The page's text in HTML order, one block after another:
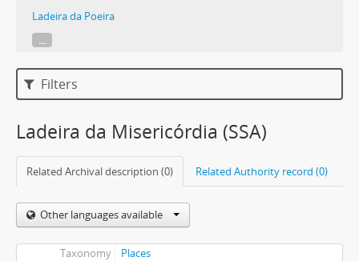
Ladeira da Poeira
...
Filters
Ladeira da Misericórdia (SSA)
Related Archival description (0) Related Authority record (0)
Other languages available
Taxonomy Places